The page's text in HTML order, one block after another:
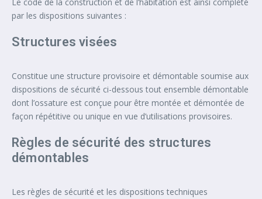
par les dispositions suivantes :
Structures visées
Constitue une structure provisoire et démontable soumise aux
dispositions de sécurité ci-dessous tout ensemble démontable
dont l’ossature est conçue pour être montée et démontée de
façon répétitive ou unique en vue d’utilisations provisoires.
Règles de sécurité des structures
démontables
Les règles de sécurité et les dispositions techniques